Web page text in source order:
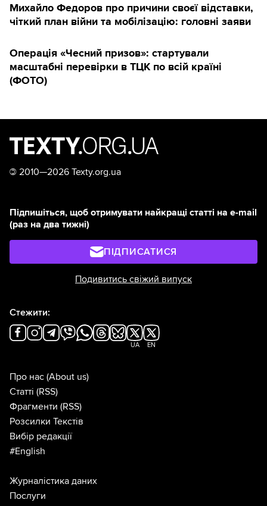
Михайло Федоров про причини своєї відставки,
чіткий план війни та мобілізацію: головні заяви
Операція «Чесний призов»: стартували
масштабні перевірки в ТЦК по всій країні
(ФОТО)
© 2010—2026 Texty.org.ua
Підпишіться, щоб отримувати найкращі статті на e-mail
(раз на два тижні)
ПІДПИСАТИСЯ
Подивитись свіжий випуск
Стежити:
UA EN
Про нас (About us)
Статті (RSS)
Фрагменти (RSS)
Розсилки Текстів
Вибір редакції
#English
Журналістика даних
Послуги